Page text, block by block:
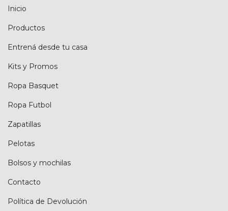
Inicio
Productos
Entrená desde tu casa
Kits y Promos
Ropa Basquet
Ropa Futbol
Zapatillas
Pelotas
Bolsos y mochilas
Contacto
Política de Devolución